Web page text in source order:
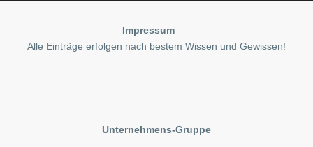
Impressum
Alle Einträge erfolgen nach bestem Wissen und Gewissen!
Unternehmens-Gruppe